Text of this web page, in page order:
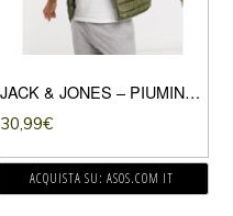
JACK & JONES – PIUMINO SMANICATO VERDE
30,99€
ACQUISTA SU: ASOS.COM IT